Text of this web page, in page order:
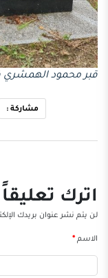
قبر محمود الهمشري
مشاركة :
اترك تعليقاً
لن يتم نشر عنوان بريدك
الاسم*